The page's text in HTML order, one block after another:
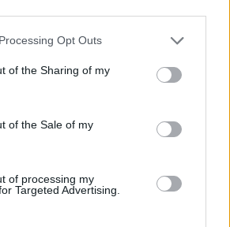
Opt Outs
of the Sharing of my
of the Sale of my
of processing my
Targeted Advertising.
, weiblich
Zustimmungen: 47.151 Punkte für Erfolge: 6.000